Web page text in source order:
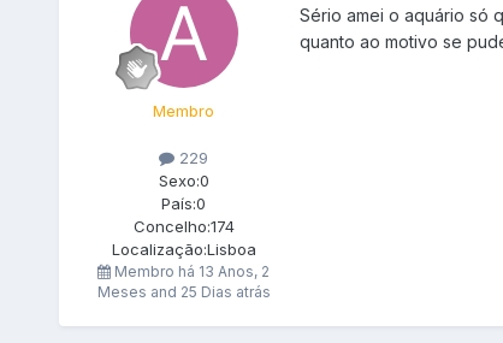
Membro
229
Sexo:0
País:0
Concelho:174
Localização:Lisboa
Membro há 13 Anos, 2
Meses and 25 Dias atrás
Sério amei o aquário só
quanto ao motivo se